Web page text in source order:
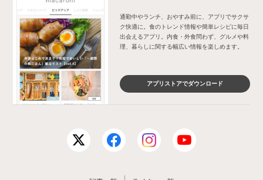
通勤中やランチ、おやすみ前に、アプリでサクサ
ク快適に。食のトレンド情報や簡単レシピに毎日
出会えるアプリ。内食・外食問わず、グルメや料
理、暮らしに関する幅広い情報を楽しめます。
アプリストアでダウンロード